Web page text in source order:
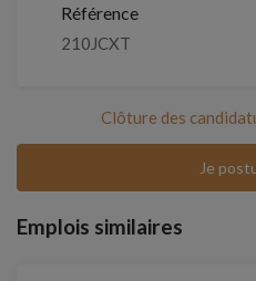
Référence
210JCXT
Clôture des
Je
Emplois similaires